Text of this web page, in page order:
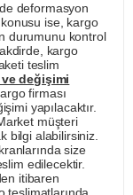
deformasyon
ise, kargo
durumunu kontrol
kargo
teslim
değişimi
firması
yapılacaktır.
müşteri
bilgi alabilirsiniz.
size
edilecektir.
itibaren